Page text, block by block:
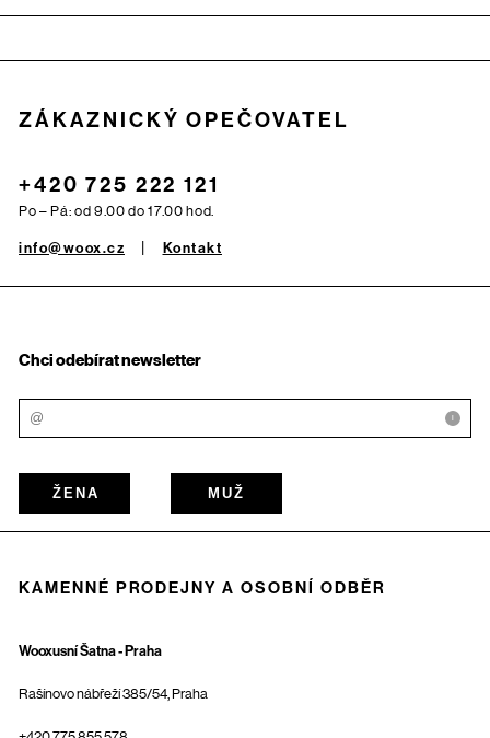
ZÁKAZNICKÝ OPEČOVATEL
+420 725 222 121
Po – Pá: od 9.00 do 17.00 hod.
info@woox.cz Kontakt
Chci odebírat newsletter
i
ŽENA MUŽ
KAMENNÉ PRODEJNY A OSOBNÍ ODBĚR
Wooxusní Šatna - Praha
Rašínovo nábřeží 385/54, Praha